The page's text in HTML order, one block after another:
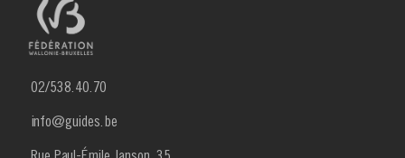
02/538.40.70
info@guides.be